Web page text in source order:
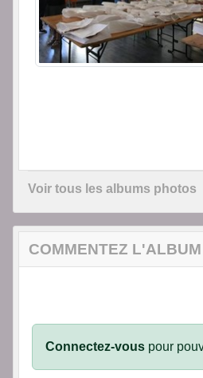
Voir tous les albums photos
COMMENTEZ L'ALBUM
Connectez-vous pour